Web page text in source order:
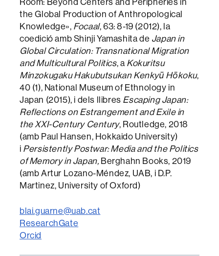
the Global Production of Anthropological
Knowledge», Focaal, 63: 8-19 (2012), la
coedició amb Shinji Yamashita de Japan in
Global Circulation: Transnational Migration
and Multicultural Politics, a Kokuritsu
Minzokugaku Hakubutsukan Kenkyū Hōkoku,
40 (1), National Museum of Ethnology in
Japan (2015), i dels llibres Escaping Japan:
Reflections on Estrangement and Exile in
the XXI-Century Century, Routledge, 2018
(amb Paul Hansen, Hokkaido University)
i Persistently Postwar: Media and the Politics
of Memory in Japan, Berghahn Books, 2019
(amb Artur Lozano-Méndez, UAB, i D.P.
Martinez, University of Oxford)
blai.guarne@uab.cat
ResearchGate
Orcid